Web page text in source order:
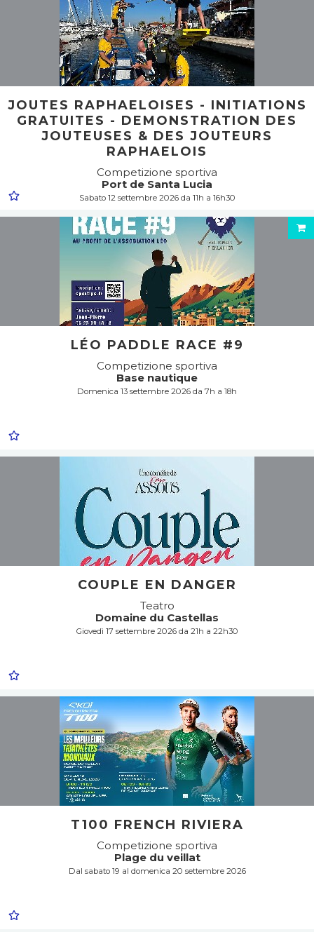
JOUTES RAPHAELOISES - INITIATIONS
GRATUITES - DEMONSTRATION DES
JOUTEUSES & DES JOUTEURS
RAPHAELOIS
Competizione sportiva
Port de Santa Lucia
Sabato 12 settembre 2026 da 11h a 16h30
LÉO PADDLE RACE #9
Competizione sportiva
Base nautique
Domenica 13 settembre 2026 da 7h a 18h
COUPLE EN DANGER
Teatro
Domaine du Castellas
Giovedì 17 settembre 2026 da 21h a 22h30
T100 FRENCH RIVIERA
Competizione sportiva
Plage du veillat
Dal sabato 19 al domenica 20 settembre 2026